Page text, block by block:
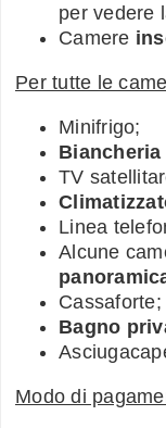
per vedere
Camere
Per tutte le
Minifrigo;
Biancheria
TV
Linea
Alcune
Cassaforte;
Bagno
Modo di